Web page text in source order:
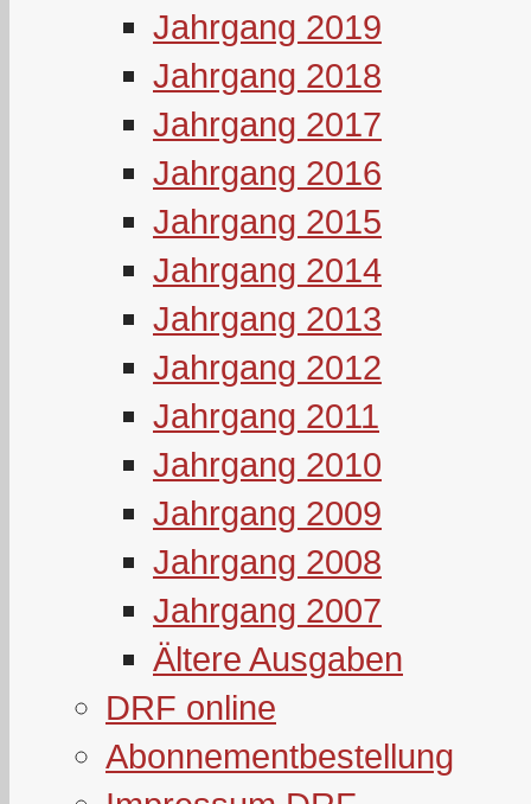
Jahrgang 2019
Jahrgang 2018
Jahrgang 2017
Jahrgang 2016
Jahrgang 2015
Jahrgang 2014
Jahrgang 2013
Jahrgang 2012
Jahrgang 2011
Jahrgang 2010
Jahrgang 2009
Jahrgang 2008
Jahrgang 2007
Ältere Ausgaben
DRF online
Abonnementbestellung